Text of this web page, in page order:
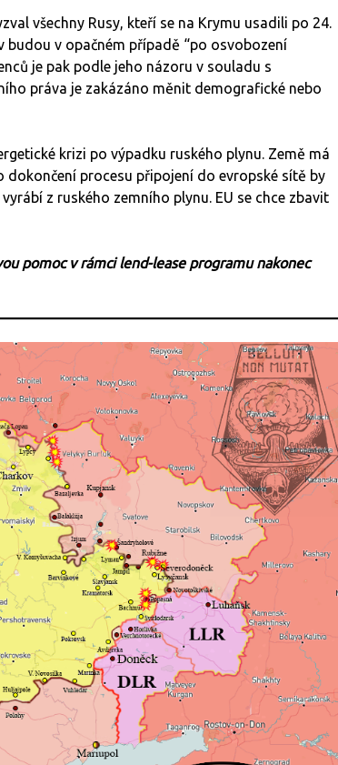
všechny Rusy, kteří se na Krymu usadili po 24.
v opačném případě “po osvobození
je pak podle jeho názoru v souladu s
práva je zakázáno měnit demografické nebo
krizi po výpadku ruského plynu. Země má
procesu připojení do evropské sítě by
z ruského zemního plynu. EU se chce zbavit
pomoc v rámci lend-lease programu nakonec